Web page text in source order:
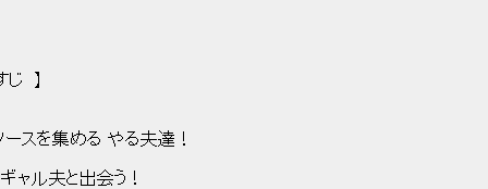
】
集める やる夫達！
夫と出会う！